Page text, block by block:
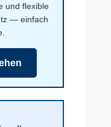
und flexible
— einfach